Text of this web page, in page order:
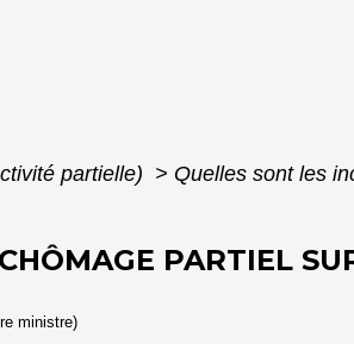
partielle) > Quelles sont les
PARTIEL
ministre)